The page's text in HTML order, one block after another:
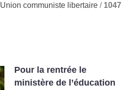
Union communiste libertaire / 1047
Pour la rentrée le
ministère de l’éducation